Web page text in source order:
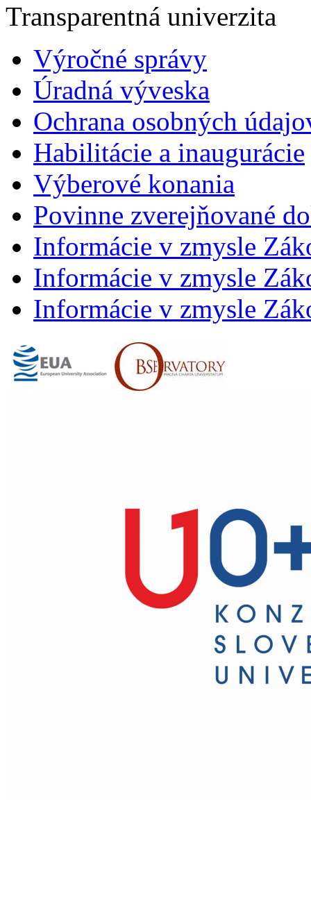
Transparentná univerzita
Výročné správy
Úradná výveska
Ochrana osobných
Habilitácie a inaugurácie
Výberové konania
Povinne zverejňované
Informácie v zmysle
Informácie v zmysle
Informácie v zmysle